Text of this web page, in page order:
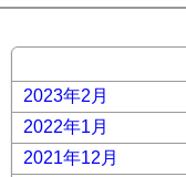
2023年2月
2022年1月
2021年12月